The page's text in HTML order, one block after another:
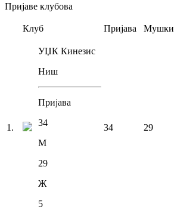
Пријаве клубова
Клуб Пријава Мушки
1 .
УЏК Кинезис
Ниш
Пријава
34
М
29
Ж
5
34 29